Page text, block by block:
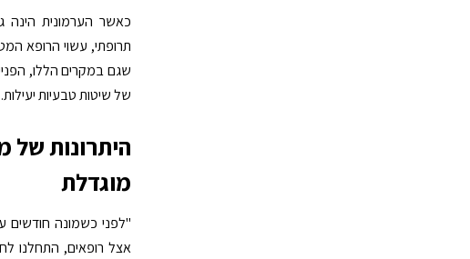
כאשר הערמונית הינה
תרופתי, עשוי הרופא
שגם במקרים הללו,
של שיטות טבעיות יעילות.
היתרונות של
מוגדלת
"לפני כשמונה חודשים
אצל רופאים, התחלנו